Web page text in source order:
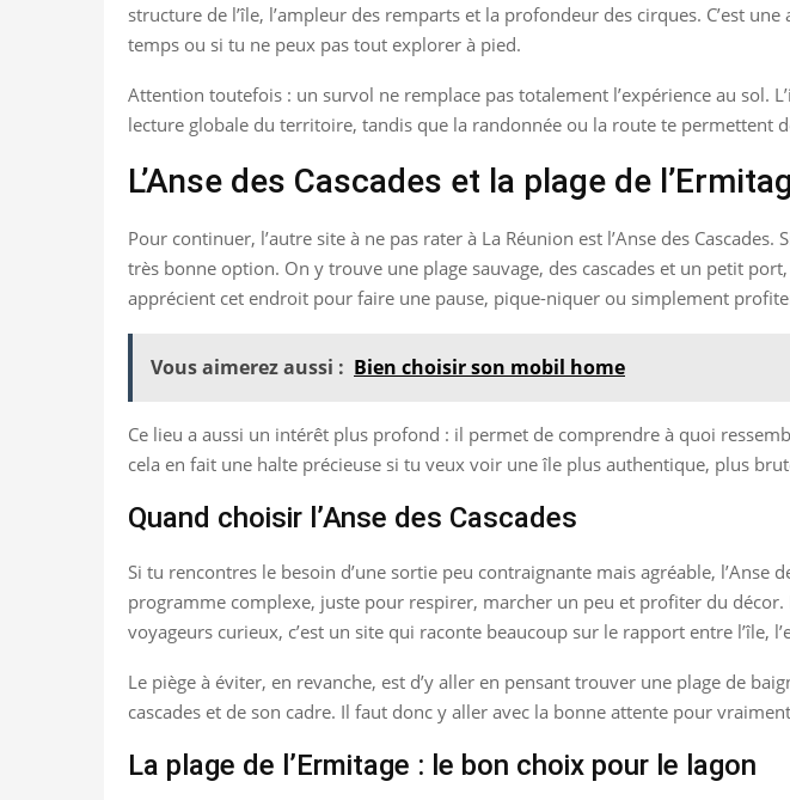
structure de l’île, l’ampleur des remparts et la profondeur des cirques. C’est
temps ou si tu ne peux pas tout explorer à pied.
Attention toutefois : un survol ne remplace pas totalement l’expérience au sol.
lecture globale du territoire, tandis que la randonnée ou la route te permettent
L’Anse des Cascades et la plage de
Pour continuer, l’autre site à ne pas rater à La Réunion est l’Anse des
très bonne option. On y trouve une plage sauvage, des cascades et un petit
apprécient cet endroit pour faire une pause, pique-niquer ou simplement
Vous aimerez aussi : Bien choisir son mobil home
Ce lieu a aussi un intérêt plus profond : il permet de comprendre à quoi
cela en fait une halte précieuse si tu veux voir une île plus authentique, plus
Quand choisir l’Anse des Cascades
Si tu rencontres le besoin d’une sortie peu contraignante mais agréable, l’Anse
programme complexe, juste pour respirer, marcher un peu et profiter du
voyageurs curieux, c’est un site qui raconte beaucoup sur le rapport entre l’île,
Le piège à éviter, en revanche, est d’y aller en pensant trouver une plage de
cascades et de son cadre. Il faut donc y aller avec la bonne attente pour
La plage de l’Ermitage : le bon choix pour le lagon